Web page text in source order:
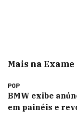
Mais na Exame
POP
BMW exibe
em painéis e